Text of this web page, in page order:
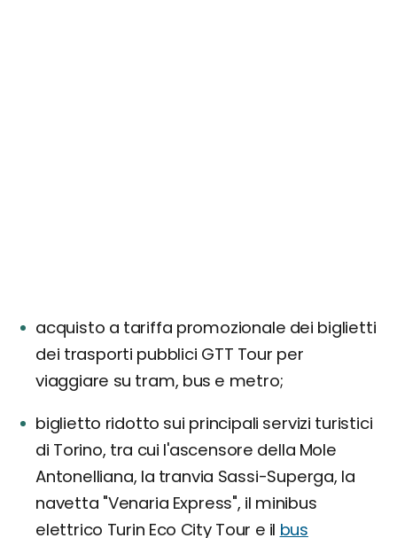
acquisto a tariffa promozionale dei biglietti
dei trasporti pubblici GTT Tour per
viaggiare su tram, bus e metro;
biglietto ridotto sui principali servizi turistici
di Torino, tra cui l'ascensore della Mole
Antonelliana, la tranvia Sassi-Superga, la
navetta "Venaria Express", il minibus
elettrico Turin Eco City Tour e il bus